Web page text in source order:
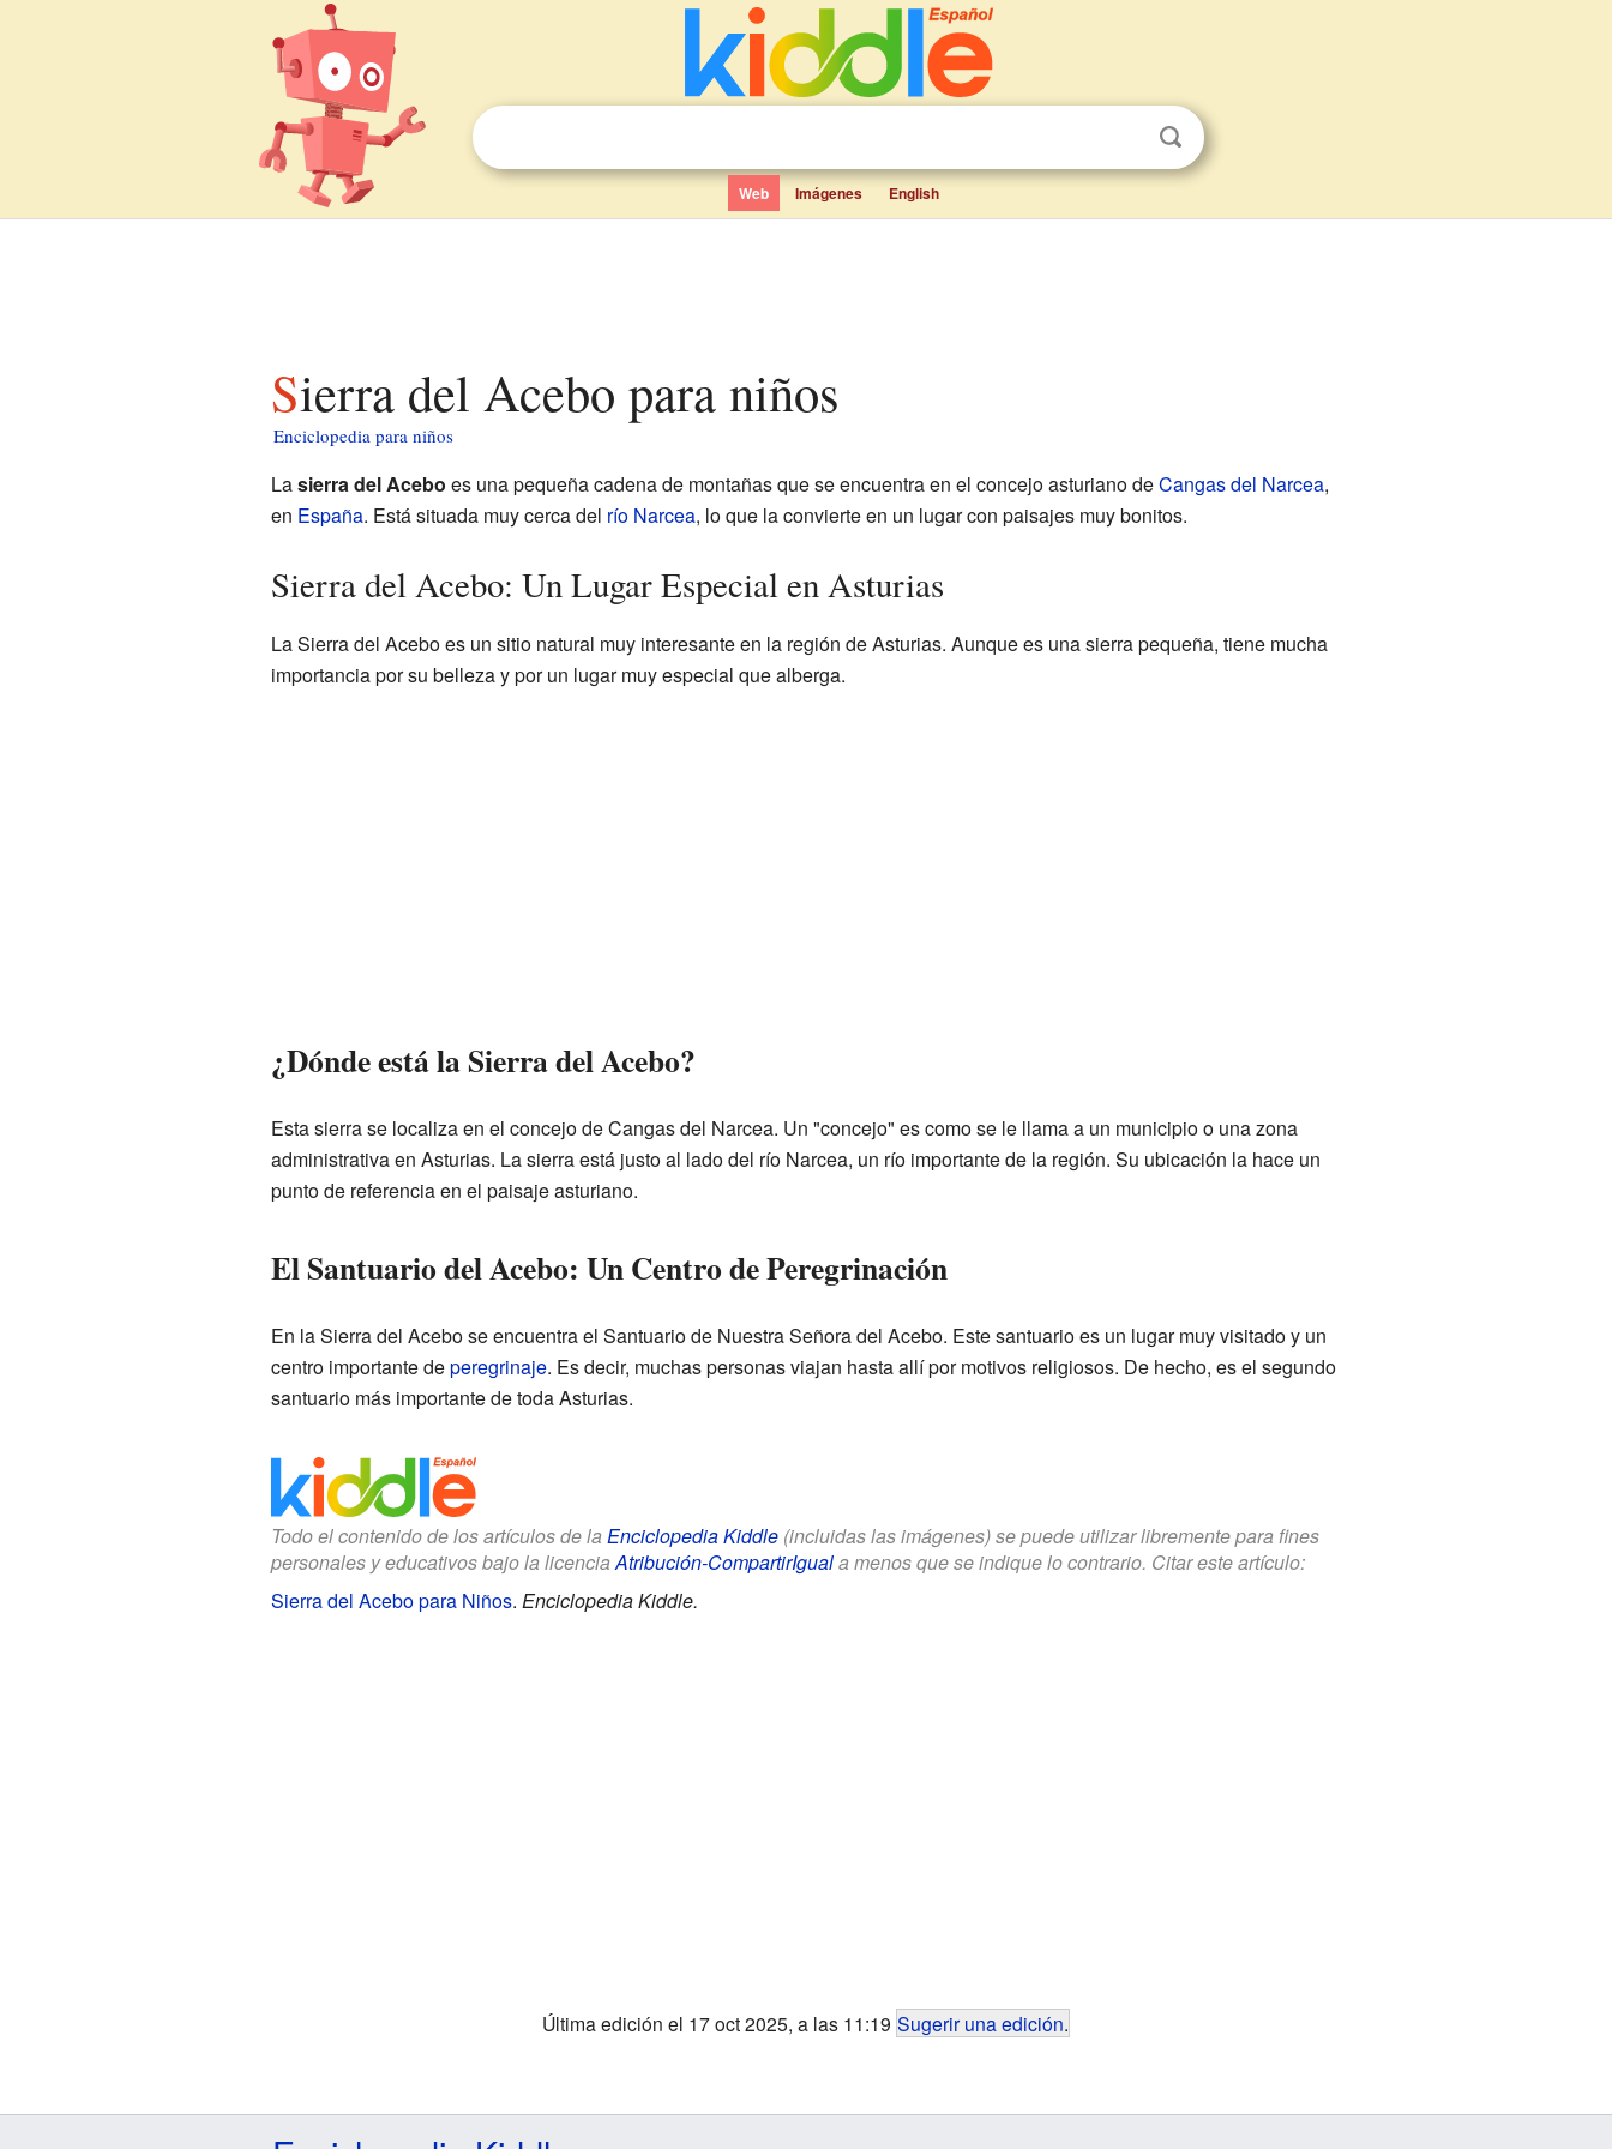
Web Imágenes English
Sierra del Acebo para niños
Enciclopedia para niños
Lasierra del Acebo es una pequeña cadena de montañas que se encuentra en el concejo asturiano deCangas del Narcea,
en España. Está situada muy cerca del río Narcea, lo que la convierte en un lugar con paisajes muy bonitos.
Sierra del Acebo: Un Lugar Especial en Asturias
La Sierra del Acebo es un sitio natural muy interesante en la región de Asturias. Aunque es una sierra pequeña, tiene mucha
importancia por su belleza y por un lugar muy especial que alberga.
¿Dónde está la Sierra del Acebo?
Esta sierra se localiza en el concejo de Cangas del Narcea. Un "concejo" es como se le llama a un municipio o una zona
administrativa en Asturias. La sierra está justo al lado del río Narcea, un río importante de la región. Su ubicación la hace un
punto de referencia en el paisaje asturiano.
El Santuario del Acebo: Un Centro de Peregrinación
En la Sierra del Acebo se encuentra el Santuario de Nuestra Señora del Acebo. Este santuario es un lugar muy visitado y un
centro importante deperegrinaje. Es decir, muchas personas viajan hasta allí por motivos religiosos. De hecho, es el segundo
santuario más importante de toda Asturias.
Todo el contenido de los artículos de la Enciclopedia Kiddle(incluidas las imágenes) se puede utilizar libremente para fines
personales y educativos bajo la licenciaAtribución-CompartirIguala menos que se indique lo contrario. Citar este artículo:
Sierra del Acebo para Niños. Enciclopedia Kiddle.
Última edición el 17 oct 2025, a las 11:19 Sugerir una edición.